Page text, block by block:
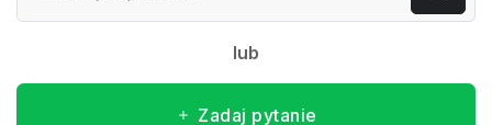
lub
Zadaj pytanie